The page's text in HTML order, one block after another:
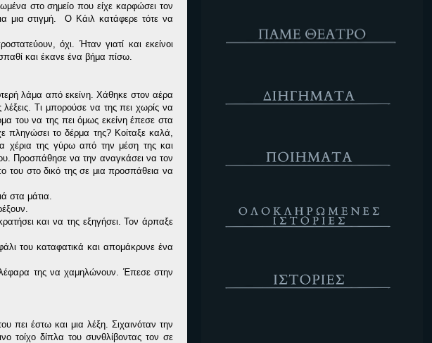
στο σημείο που είχε καρφώσει τον
μια στιγμή. Ο Κάιλ κατάφερε τότε να
όχι. Ήταν γιατί και εκείνοι
και έκανε ένα βήμα πίσω.
λάμα από εκείνη. Χάθηκε στον αέρα
Τι μπορούσε να της πει χωρίς να
του να της πει όμως εκείνη έπεσε στα
πληγώσει το δέρμα της? Κοίταξε καλά,
χέρια της γύρω από την μέση της και
Προσπάθησε να την αναγκάσει να τον
του στο δικό της σε μια προσπάθεια να
στα μάτια.
και να της εξηγήσει. Τον άρπαξε
του καταφατικά και απομάκρυνε ένα
της να χαμηλώνουν. Έπεσε στην
πει έστω και μια λέξη. Σιχαινόταν την
τοίχο δίπλα του συνθλίβοντας τον σε